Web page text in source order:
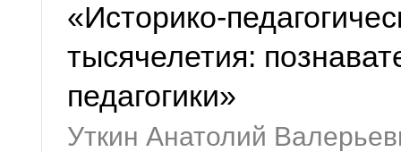
«Историко-
тысячелетия:
педагогики»
Уткин Анатолий